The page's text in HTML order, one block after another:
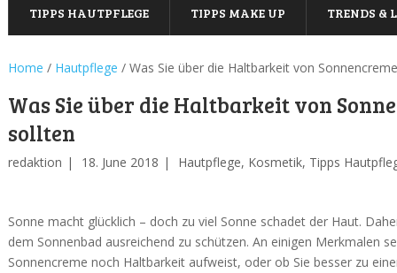
TIPPS HAUTPFLEGE TIPPS MAKE UP TRENDS &
Home / Hautpflege / Was Sie über die Haltbarkeit von
Was Sie über die Haltbarkeit von
sollten
redaktion 18. June 2018 Hautpflege, Kosmetik, Tipps
Sonne macht glücklich – doch zu viel Sonne schadet der Haut.
dem Sonnenbad ausreichend zu schützen. An einigen Merkmalen
Sonnencreme noch Haltbarkeit aufweist, oder ob Sie besser zu